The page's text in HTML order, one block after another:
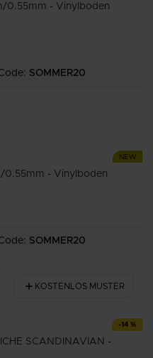
0.55mm - Vinylboden
SOMMER20
NEW
0.55mm - Vinylboden
SOMMER20
-14 %
KOSTENLOS MUSTER
SCANDINAVIAN -